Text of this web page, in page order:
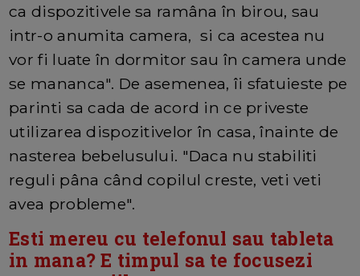
ca dispozitivele sa ramâna în birou, sau
intr-o anumita camera, si ca acestea nu
vor fi luate în dormitor sau în camera unde
se mananca". De asemenea, îi sfatuieste pe
parinti sa cada de acord in ce priveste
utilizarea dispozitivelor în casa, înainte de
nasterea bebelusului. "Daca nu stabiliti
reguli pâna când copilul creste, veti veti
avea probleme".
Esti mereu cu telefonul sau tableta
in mana? E timpul sa te focusezi